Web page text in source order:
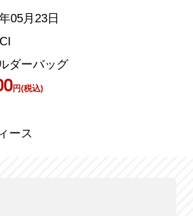
05月23日
ダーバッグ
円(税込)
ース